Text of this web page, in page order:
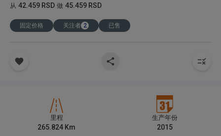
从 42.459 RSD 做 45.459 RSD
固定价格 关注者 2 已售
里程
265.824 Km
生产年份
2015